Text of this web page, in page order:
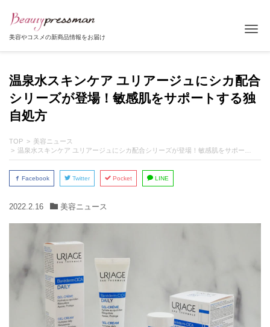
美容やコスメの新商品情報をお届け
温泉水スキンケア ユリアージュにシカ配合
シリーズが登場！敏感肌をサポートする独
自処方
TOP
美容ニュース
温泉水スキンケア ユリアージュにシカ配合シリーズが登場！敏感肌をサポートする独自処方
Facebook Twitter Pocket LINE
2022.2.16 美容ニュース